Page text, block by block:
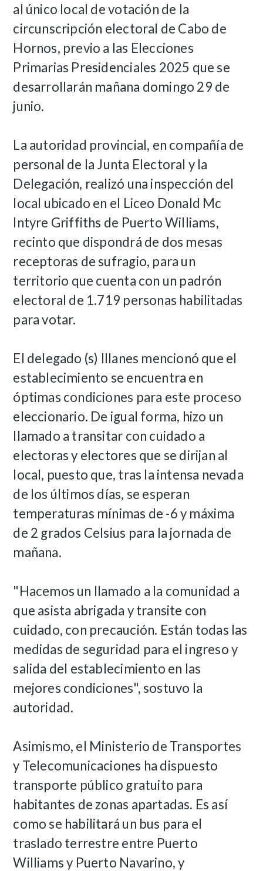
al único local de votación de la
circunscripción electoral de Cabo de
Hornos, previo a las Elecciones
Primarias Presidenciales 2025 que se
desarrollarán mañana domingo 29 de
junio.
La autoridad provincial, en compañía de
personal de la Junta Electoral y la
Delegación, realizó una inspección del
local ubicado en el Liceo Donald Mc
Intyre Griffiths de Puerto Williams,
recinto que dispondrá de dos mesas
receptoras de sufragio, para un
territorio que cuenta con un padrón
electoral de 1.719 personas habilitadas
para votar.
El delegado (s) Illanes mencionó que el
establecimiento se encuentra en
óptimas condiciones para este proceso
eleccionario. De igual forma, hizo un
llamado a transitar con cuidado a
electoras y electores que se dirijan al
local, puesto que, tras la intensa nevada
de los últimos días, se esperan
temperaturas mínimas de -6 y máxima
de 2 grados Celsius para la jornada de
mañana.
"Hacemos un llamado a la comunidad a
que asista abrigada y transite con
cuidado, con precaución. Están todas las
medidas de seguridad para el ingreso y
salida del establecimiento en las
mejores condiciones", sostuvo la
autoridad.
Asimismo, el Ministerio de Transportes
y Telecomunicaciones ha dispuesto
transporte público gratuito para
habitantes de zonas apartadas. Es así
como se habilitará un bus para el
traslado terrestre entre Puerto
Williams y Puerto Navarino, y